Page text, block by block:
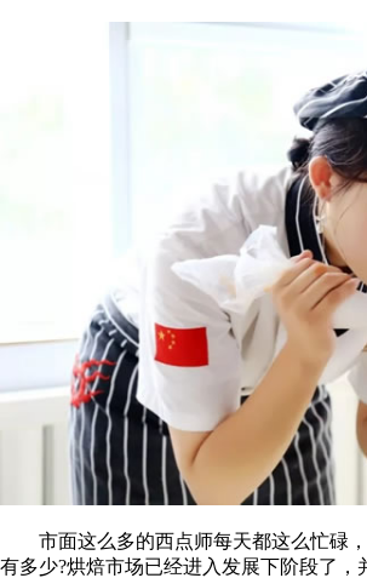
市面这么多的西点师每天都这么忙碌，
有多少?烘焙市场已经进入发展下阶段了，